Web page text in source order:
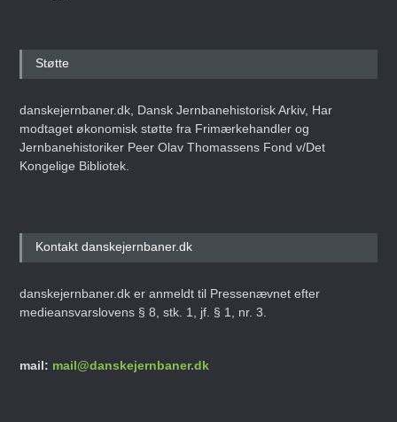
Støtte
danskejernbaner.dk, Dansk Jernbanehistorisk Arkiv, Har
modtaget økonomisk støtte fra Frimærkehandler og
Jernbanehistoriker Peer Olav Thomassens Fond v/Det
Kongelige Bibliotek.
Kontakt danskejernbaner.dk
danskejernbaner.dk er anmeldt til Pressenævnet efter
medieansvarslovens § 8, stk. 1, jf. § 1, nr. 3.
mail: mail@danskejernbaner.dk